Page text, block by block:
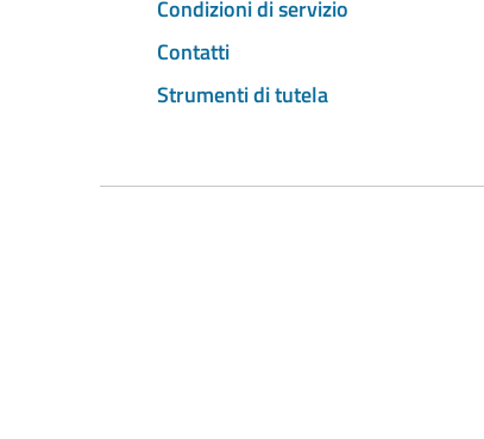
Condizioni di servizio
Contatti
Strumenti di tutela